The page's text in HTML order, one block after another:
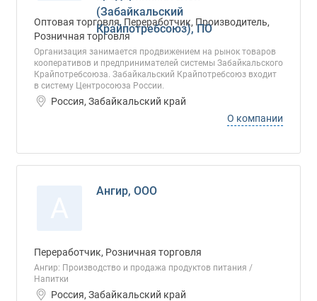
(Забайкальский
Крайпотребсоюз), ПО
Оптовая торговля, Переработчик, Производитель,
Розничная торговля
Организация занимается продвижением на рынок товаров
кооперативов и предпринимателей системы Забайкальского
Крайпотребсоюза. Забайкальский Крайпотребсоюз входит
в систему Центросоюза России.
Россия, Забайкальский край
О компании
Ангир, ООО
Переработчик, Розничная торговля
Ангир: Производство и продажа продуктов питания /
Напитки
Россия, Забайкальский край